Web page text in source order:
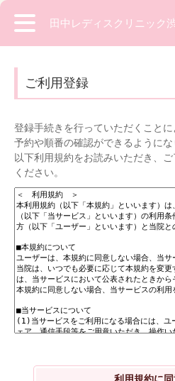
田中レディスクリニック
ご利用登録
登録手続きを行っていただくこと
予約や順番の確認ができるようにな
以下利用規約をお読みいただき、
ください。